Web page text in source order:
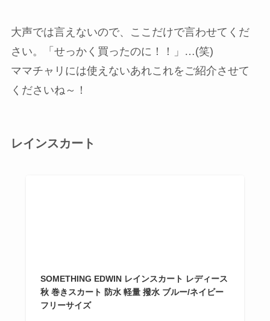
大声では言えないので、ここだけで言わせてくだ
さい。「せっかく買ったのに！！」…(笑)
ママチャリには使えないあれこれをご紹介させて
くださいね～！
レインスカート
SOMETHING EDWIN レインスカート レディース
秋 巻きスカート 防水 軽量 撥水 ブルー/ネイビー
フリーサイズ